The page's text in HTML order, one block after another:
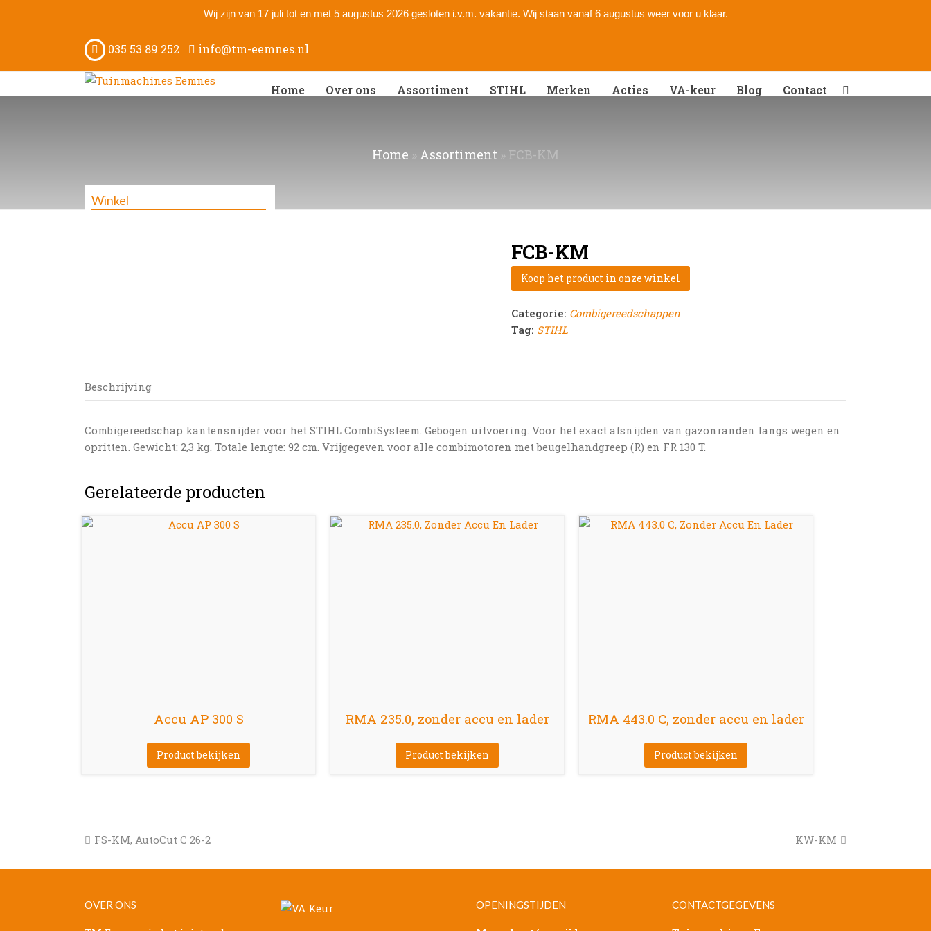
Wij zijn van 17 juli tot en met 5 augustus 2026 gesloten i.v.m. vakantie. Wij staan vanaf 6 augustus weer voor u klaar.
035 53 89 252 info@tm-eemnes.nl
Home Over ons Assortiment STIHL Merken Acties VA-keur Blog Contact
Winkel
Home » Assortiment » FCB-KM
FCB-KM
Koop het product in onze winkel
Categorie: Combigereedschappen
Tag: STIHL
Beschrijving
Combigereedschap kantensnijder voor het STIHL CombiSysteem. Gebogen uitvoering. Voor het exact afsnijden van gazonranden langs wegen en
opritten. Gewicht: 2,3 kg. Totale lengte: 92 cm. Vrijgegeven voor alle combimotoren met beugelhandgreep (R) en FR 130 T.
Gerelateerde producten
Accu AP 300 S
Product bekijken
RMA 235.0, zonder accu en lader
Product bekijken
RMA 443.0 C, zonder accu en lader
Product bekijken
previous
FS-KM, AutoCut C 26-2
next
KW-KM
OVER ONS OPENINGSTIJDEN CONTACTGEGEVENS